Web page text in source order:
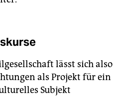
lässt sich also
als Projekt für ein
Subjekt